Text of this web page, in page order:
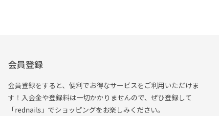
会員登録
会員登録をすると、便利でお得なサービスをご利用いただけま
す！入会金や登録料は一切かかりませんので、ぜひ登録して
「rednails」でショッピングをお楽しみください。